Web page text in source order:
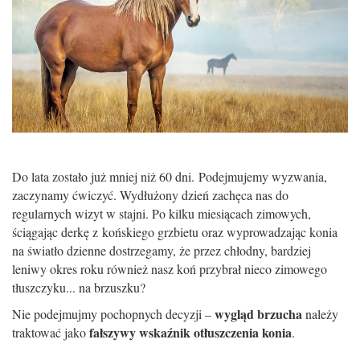
Do lata zostało jużmniej niż60 dni. Podejmujemy wyzwania,
zaczynamyćwiczyć. Wydłużony dzień zachęca nas do
regularnych wizyt w stajni. Po kilku miesiącach zimowych,
ściągając derkęz końskiego grzbietu oraz wyprowadzając konia
na światło dzienne dostrzegamy, że przez chłodny, bardziej
leniwy okres roku równieżnasz koń przybrałnieco zimowego
tłuszczyku... na brzuszku?
Nie podejmujmy pochopnych decyzji –wygląd brzucha należy
traktowaćjakofałszywy wskaźnik otłuszczenia konia.